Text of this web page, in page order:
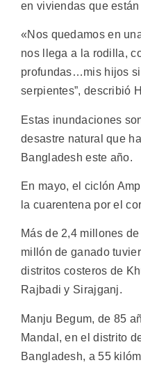
en viviendas que
«Nos quedamos en
nos llega a la rodilla,
profundas…mis hijos
serpientes”, describió
Estas inundaciones
desastre natural que
Bangladesh este año.
En mayo, el ciclón
la cuarentena por el
Más de 2,4 millones
millón de ganado
distritos costeros de
Rajbadi y Sirajganj.
Manju Begum, de 85
Mandal, en el distrito
Bangladesh, a 55